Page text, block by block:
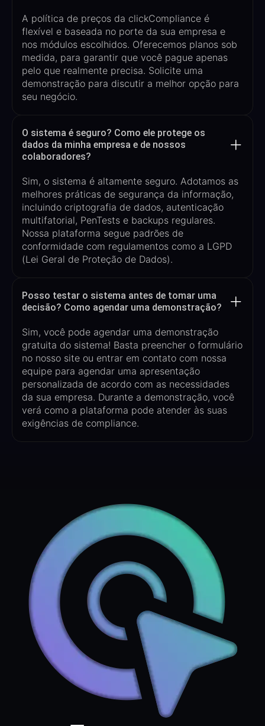
A política de preços da clickCompliance é
flexível e baseada no porte da sua empresa e
nos módulos escolhidos. Oferecemos planos sob
medida, para garantir que você pague apenas
pelo que realmente precisa. Solicite uma
demonstração para discutir a melhor opção para
seu negócio.
O sistema é seguro? Como ele protege os
dados da minha empresa e de nossos
colaboradores?
Sim, o sistema é altamente seguro. Adotamos as
melhores práticas de segurança da informação,
incluindo criptografia de dados, autenticação
multifatorial, PenTests e backups regulares.
Nossa plataforma segue padrões de
conformidade com regulamentos como a LGPD
(Lei Geral de Proteção de Dados).
Posso testar o sistema antes de tomar uma
decisão? Como agendar uma demonstração?
Sim, você pode agendar uma demonstração
gratuita do sistema! Basta preencher o formulário
no nosso site ou entrar em contato com nossa
equipe para agendar uma apresentação
personalizada de acordo com as necessidades
da sua empresa. Durante a demonstração, você
verá como a plataforma pode atender às suas
exigências de compliance.